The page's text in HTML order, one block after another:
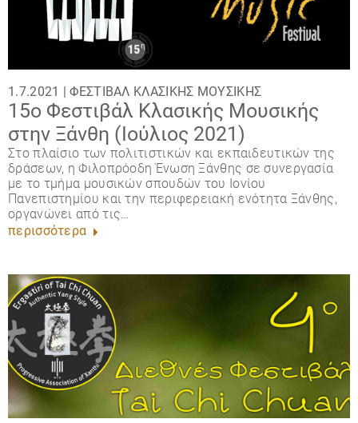
1.7.2021 |ΦΕΣΤΙΒΆΛ ΚΛΑΣΙΚΉΣ ΜΟΥΣΙΚΉΣ
15ο Φεστιβάλ Κλασικής Μουσικής
στην Ξάνθη (Ιούλιος 2021)
Στο πλαίσιο των πολιτιστικών και εκπαιδευτικών της
δράσεων, η Φιλοπρόοδη Ένωση Ξάνθης σε συνεργασία
με το τμήμα μουσικών σπουδών του Ιονίου
Πανεπιστημίου και την περιφερειακή ενότητα Ξάνθης,
οργανώνει από τις…
περισσότερα